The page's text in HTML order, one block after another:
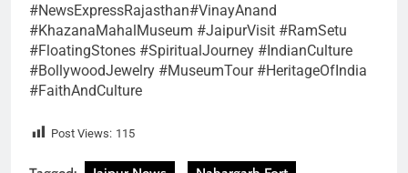
#NewsExpressRajasthan#VinayAnand
#KhazanaMahalMuseum #JaipurVisit #RamSetu
#FloatingStones #SpiritualJourney #IndianCulture
#BollywoodJewelry #MuseumTour #HeritageOfIndia
#FaithAndCulture
Post Views: 115